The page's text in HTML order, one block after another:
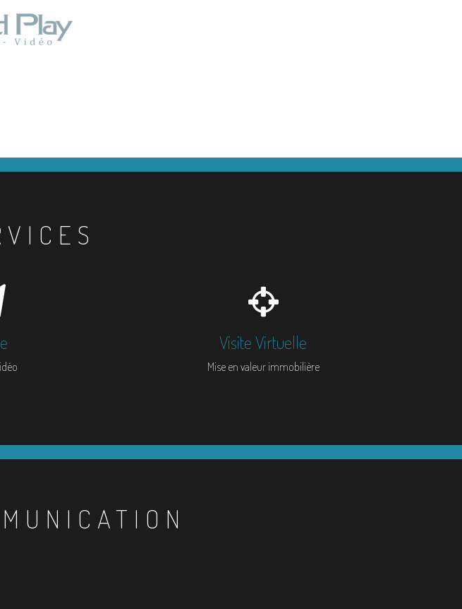
Visite Virtuelle
Mise en valeur immobilière